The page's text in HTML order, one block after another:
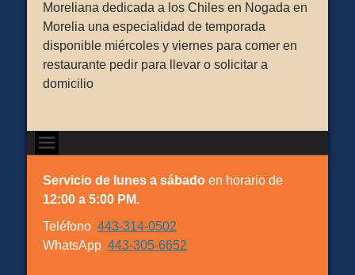
Moreliana dedicada a los Chiles en Nogada en
Morelia una especialidad de temporada
disponible miércoles y viernes para comer en
restaurante pedir para llevar o solicitar a
domicilio
Servicio de lunes a sábado en horario de
12:00 a 5:00 PM.
Teléfono 443-314-0502
WhatsApp 443-305-6652